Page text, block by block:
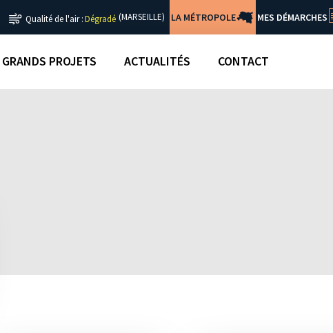
Qualité de l'air :Dégradé (MARSEILLE) LA MÉTROPOLE MES DÉMARCHES
GRANDS PROJETS ACTUALITÉS CONTACT